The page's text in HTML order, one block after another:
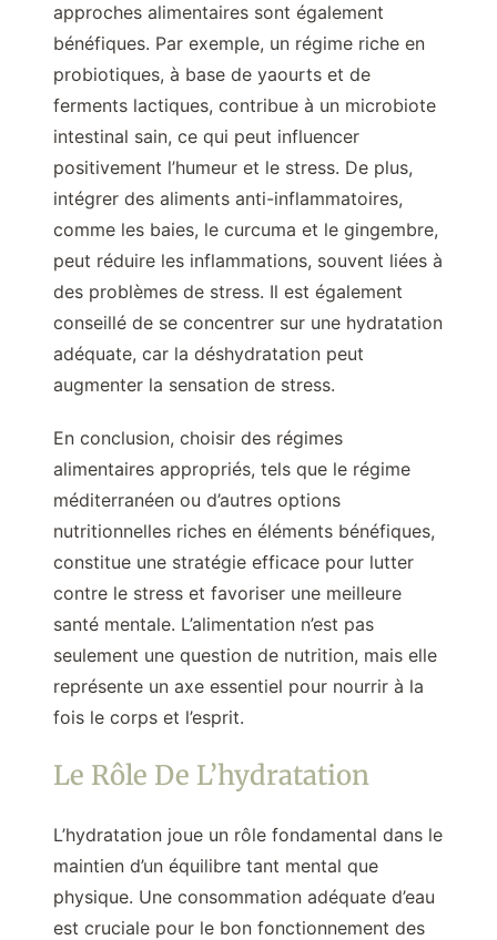
approches alimentaires sont également
bénéfiques. Par exemple, un régime riche en
probiotiques, à base de yaourts et de
ferments lactiques, contribue à un microbiote
intestinal sain, ce qui peut influencer
positivement l’humeur et le stress. De plus,
intégrer des aliments anti-inflammatoires,
comme les baies, le curcuma et le gingembre,
peut réduire les inflammations, souvent liées à
des problèmes de stress. Il est également
conseillé de se concentrer sur une hydratation
adéquate, car la déshydratation peut
augmenter la sensation de stress.
En conclusion, choisir des régimes
alimentaires appropriés, tels que le régime
méditerranéen ou d’autres options
nutritionnelles riches en éléments bénéfiques,
constitue une stratégie efficace pour lutter
contre le stress et favoriser une meilleure
santé mentale. L’alimentation n’est pas
seulement une question de nutrition, mais elle
représente un axe essentiel pour nourrir à la
fois le corps et l’esprit.
Le Rôle De L’hydratation
L’hydratation joue un rôle fondamental dans le
maintien d’un équilibre tant mental que
physique. Une consommation adéquate d’eau
est cruciale pour le bon fonctionnement des